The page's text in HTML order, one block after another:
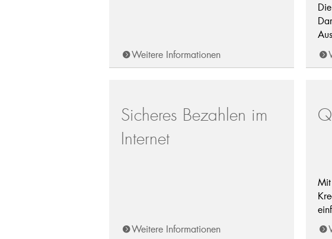
Weitere Informationen
Sicheres Bezahlen im
Internet
Weitere Informationen
Mit